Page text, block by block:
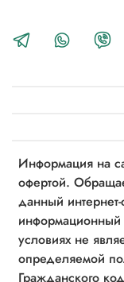
Информация на
офертой.
данный
информационный
условиях не
определяемой
Гражданского